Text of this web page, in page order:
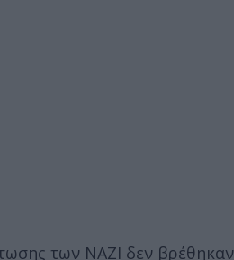
των ΝΑΖΙ δεν βρέθηκαν